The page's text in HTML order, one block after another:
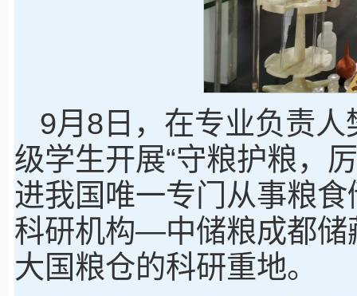
9月8日，在专业负责
级学生开展“守粮护粮，
进我国唯一专门从事粮
科研机构—中储粮成都储
大国粮仓的科研重地。